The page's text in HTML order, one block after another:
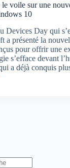
voile sur une
10
Devices Day qui
a présenté la
pour offrir une
s’efface devant
a déjà conquis